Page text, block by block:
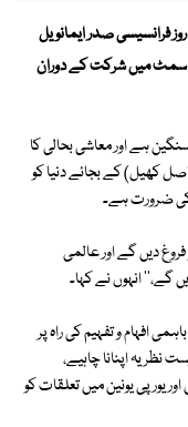
فرانسیسی صدر ایمانویل
سمٹ میں شرکت کے دوران
ہے اور معاشی بحالی کا
کھیل) کے بجائے دنیا کو
کی ضرورت ہے۔
فروغ دیں گے اور عالمی
گے،'' انہوں نے کہا۔
افہام و تفہیم کی راہ پر
نظریہ اپنانا چاہیے،
یورپی یونین میں تعلقات کو